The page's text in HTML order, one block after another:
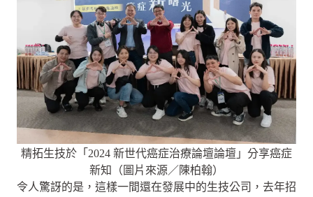
精拓生技於「2024 新世代癌症治療論壇論壇」分享癌症
新知（圖片來源／陳柏翰）
令人驚訝的是，這樣一間還在發展中的生技公司，去年招